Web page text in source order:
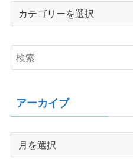
Category
アーカイブ